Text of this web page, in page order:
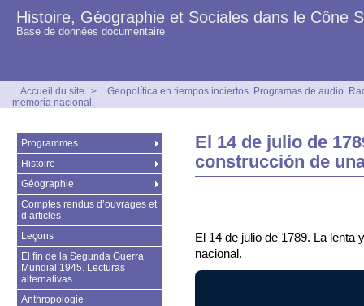
Histoire, Géographie et Sociales dans le Cône
Base de données documentaire
Accueil du site >
Geopolítica en tiempos inciertos. Programas de audio.
memoria nacional.
El 14 de julio de
construcción de
El 14 de julio de 1789. La
nacional.
Programmes
Histoire
Géographie
Comptes rendus d’ouvrages et
d’articles
Leçons
El fin de la Segunda Guerra
Mundial 1945. Lecturas
alternativas.
Anthropologie